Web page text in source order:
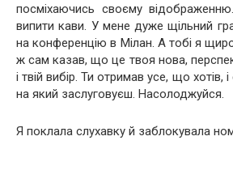
посміхаючись своєму
випити кави. У мене дуже щільний
на конференцію в Мілан. А тобі я
ж сам казав, що це твоя нова,
і твій вибір. Ти отримав усе, що хотів,
на який заслуговуєш. Насолоджуйся.
Я поклала слухавку й заблокувала